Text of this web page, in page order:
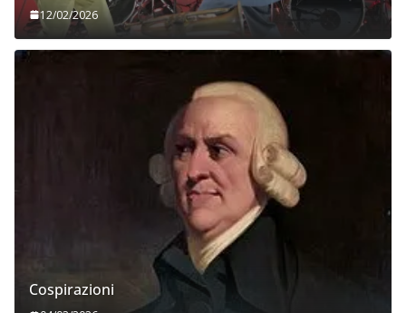
12/02/2026
Cospirazioni